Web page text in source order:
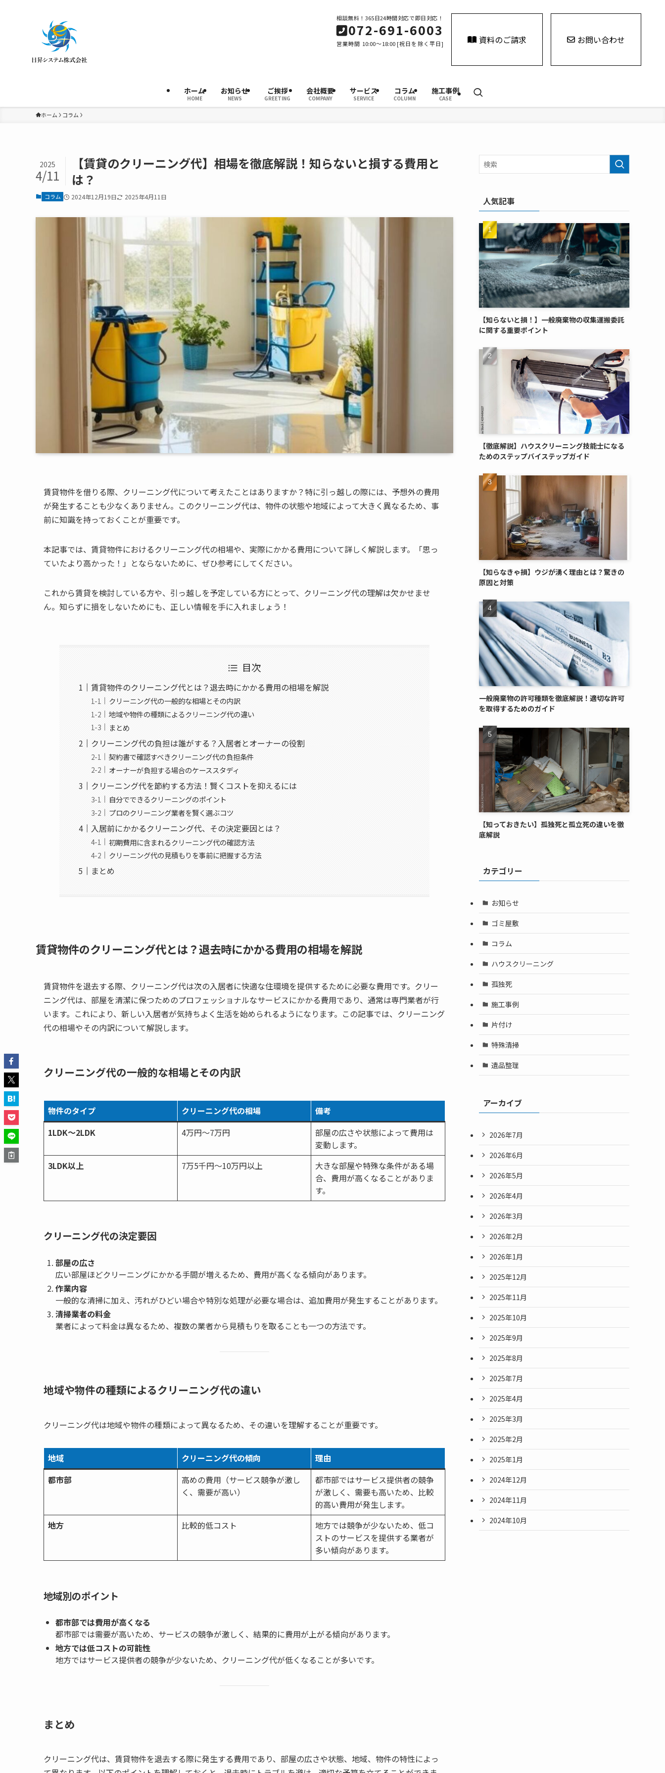
相談無料！365日24時間対応で即日対応！
072-691-6003
営業時間 10:00～18:00 [祝日を除く平日] 資料のご請求 お問い合わせ
ホーム
HOME
お知らせ
NEWS
ご挨拶
GREETING
会社概要
COMPANY
サービス
SERVICE
コラム
COLUMN
施工事例
CASE
ホーム コラム
【賃貸のクリーニング代】相場を徹底解説！知らないと損する費用と
は？
2025
4/11
コラム 2024年12月19日 2025年4月11日
賃貸物件を借りる際、クリーニング代について考えたことはありますか？特に引っ越しの際には、予想外の費用
が発生することも少なくありません。このクリーニング代は、物件の状態や地域によって大きく異なるため、事
前に知識を持っておくことが重要です。
本記事では、賃貸物件におけるクリーニング代の相場や、実際にかかる費用について詳しく解説します。「思っ
ていたより高かった！」とならないために、ぜひ参考にしてください。
これから賃貸を検討している方や、引っ越しを予定している方にとって、クリーニング代の理解は欠かせませ
ん。知らずに損をしないためにも、正しい情報を手に入れましょう！
目次
賃貸物件のクリーニング代とは？退去時にかかる費用の相場を解説
クリーニング代の一般的な相場とその内訳
地域や物件の種類によるクリーニング代の違い
まとめ
クリーニング代の負担は誰がする？入居者とオーナーの役割
契約書で確認すべきクリーニング代の負担条件
オーナーが負担する場合のケーススタディ
クリーニング代を節約する方法！賢くコストを抑えるには
自分でできるクリーニングのポイント
プロのクリーニング業者を賢く選ぶコツ
入居前にかかるクリーニング代、その決定要因とは？
初期費用に含まれるクリーニング代の確認方法
クリーニング代の見積もりを事前に把握する方法
まとめ
賃貸物件のクリーニング代とは？退去時にかかる費用の相場を解説
賃貸物件を退去する際、クリーニング代は次の入居者に快適な住環境を提供するために必要な費用です。クリー
ニング代は、部屋を清潔に保つためのプロフェッショナルなサービスにかかる費用であり、通常は専門業者が行
います。これにより、新しい入居者が気持ちよく生活を始められるようになります。この記事では、クリーニング
代の相場やその内訳について解説します。
クリーニング代の一般的な相場とその内訳
物件のタイプ クリーニング代の相場
備考
1LDK〜2LDK
4万円〜7万円
部屋の広さや状態によって費用は
変動します。
3LDK以上
7万5千円〜10万円以上
大きな部屋や特殊な条件がある場
合、費用が高くなることがありま
す。
クリーニング代の決定要因
部屋の広さ
広い部屋ほどクリーニングにかかる手間が増えるため、費用が高くなる傾向があります。
作業内容
一般的な清掃に加え、汚れがひどい場合や特別な処理が必要な場合は、追加費用が発生することがあります。
清掃業者の料金
業者によって料金は異なるため、複数の業者から見積もりを取ることも一つの方法です。
地域や物件の種類によるクリーニング代の違い
クリーニング代は地域や物件の種類によって異なるため、その違いを理解することが重要です。
地域 クリーニング代の傾向
理由
都市部
高めの費用（サービス競争が激し
く、需要が高い）
都市部ではサービス提供者の競争
が激しく、需要も高いため、比較
的高い費用が発生します。
地方
比較的低コスト
地方では競争が少ないため、低コ
ストのサービスを提供する業者が
多い傾向があります。
地域別のポイント
都市部では費用が高くなる
都市部では需要が高いため、サービスの競争が激しく、結果的に費用が上がる傾向があります。
地方では低コストの可能性
地方ではサービス提供者の競争が少ないため、クリーニング代が低くなることが多いです。
まとめ
クリーニング代は、賃貸物件を退去する際に発生する費用であり、部屋の広さや状態、地域、物件の特性によっ
人気記事
【知らないと損！】一般廃棄物の収集運搬委託
に関する重要ポイント
【徹底解説】ハウスクリーニング技能士になる
ためのステップバイステップガイド
【知らなきゃ損】ウジが湧く理由とは？驚きの
原因と対策
一般廃棄物の許可種類を徹底解説！適切な許可
を取得するためのガイド
【知っておきたい】孤独死と孤立死の違いを徹
底解説
カテゴリー
お知らせ
ゴミ屋敷
コラム
ハウスクリーニング
孤独死
施工事例
片付け
特殊清掃
遺品整理
アーカイブ
2026年7月
2026年6月
2026年5月
2026年4月
2026年3月
2026年2月
2026年1月
2025年12月
2025年11月
2025年10月
2025年9月
2025年8月
2025年7月
2025年4月
2025年3月
2025年2月
2025年1月
2024年12月
2024年11月
2024年10月